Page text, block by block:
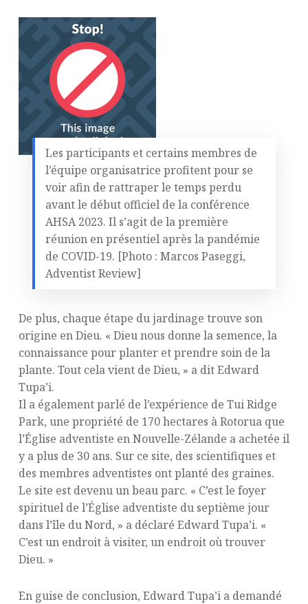
Les participants et certains membres de
l’équipe organisatrice profitent pour se
voir afin de rattraper le temps perdu
avant le début officiel de la conférence
AHSA 2023. Il s’agit de la première
réunion en présentiel après la pandémie
de COVID-19. [Photo : Marcos Paseggi,
Adventist Review]
De plus, chaque étape du jardinage trouve son
origine en Dieu. « Dieu nous donne la semence, la
connaissance pour planter et prendre soin de la
plante. Tout cela vient de Dieu, » a dit Edward
Tupa’i.
Il a également parlé de l’expérience de Tui Ridge
Park, une propriété de 170 hectares à Rotorua que
l’Église adventiste en Nouvelle-Zélande a achetée il
y a plus de 30 ans. Sur ce site, des scientifiques et
des membres adventistes ont planté des graines.
Le site est devenu un beau parc. « C’est le foyer
spirituel de l’Église adventiste du septième jour
dans l’île du Nord, » a déclaré Edward Tupa’i. «
C’est un endroit à visiter, un endroit où trouver
Dieu. »
En guise de conclusion, Edward Tupa’i a demandé